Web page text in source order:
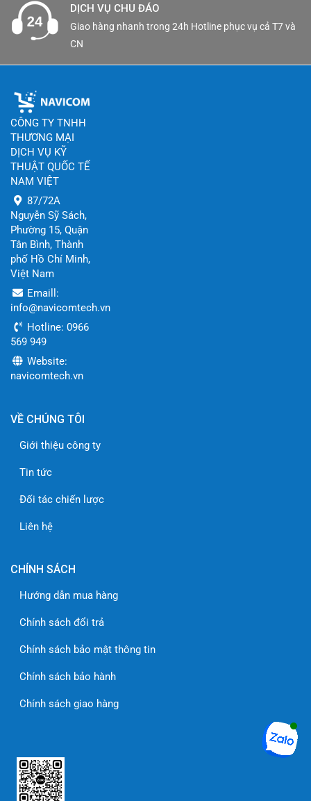
DỊCH VỤ CHU ĐÁO
Giao hàng nhanh trong 24h Hotline phục vụ cả T7 và
CN
CÔNG TY TNHH
THƯƠNG MẠI
DỊCH VỤ KỸ
THUẬT QUỐC TẾ
NAM VIỆT
87/72A
Nguyễn Sỹ Sách,
Phường 15, Quận
Tân Bình, Thành
phố Hồ Chí Minh,
Việt Nam
Emaill:
info@navicomtech.vn
Hotline: 0966
569 949
Website:
navicomtech.vn
VỀ CHÚNG TÔI
Giới thiệu công ty
Tin tức
Đối tác chiến lược
Liên hệ
CHÍNH SÁCH
Hướng dẫn mua hàng
Chính sách đổi trả
Chính sách bảo mật thông tin
Chính sách bảo hành
Chính sách giao hàng